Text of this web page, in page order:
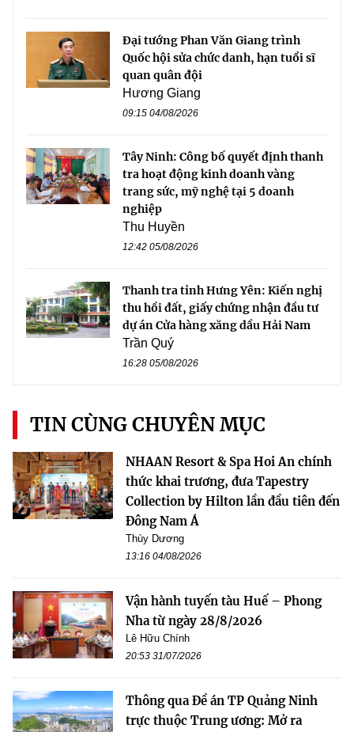
Đại tướng Phan Văn Giang trình
Quốc hội sửa chức danh, hạn tuổi sĩ
quan quân đội
Hương Giang
09:15 04/08/2026
Tây Ninh: Công bố quyết định thanh
tra hoạt động kinh doanh vàng
trang sức, mỹ nghệ tại 5 doanh
nghiệp
Thu Huyền
12:42 05/08/2026
Thanh tra tỉnh Hưng Yên: Kiến nghị
thu hồi đất, giấy chứng nhận đầu tư
dự án Cửa hàng xăng dầu Hải Nam
Trần Quý
16:28 05/08/2026
TIN CÙNG CHUYÊN MỤC
NHAAN Resort & Spa Hoi An chính
thức khai trương, đưa Tapestry
Collection by Hilton lần đầu tiên đến
Đông Nam Á
Thùy Dương
13:16 04/08/2026
Vận hành tuyến tàu Huế – Phong
Nha từ ngày 28/8/2026
Lê Hữu Chính
20:53 31/07/2026
Thông qua Đề án TP Quảng Ninh
trực thuộc Trung ương: Mở ra